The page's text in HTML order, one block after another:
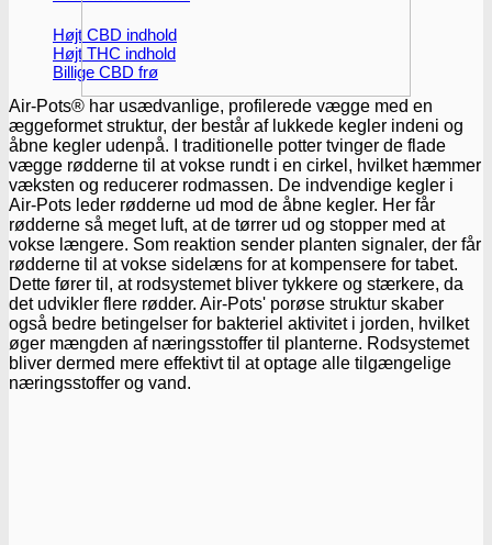
Højt CBD indhold
Højt THC indhold
Billige CBD frø
Air-Pots® har usædvanlige, profilerede vægge med en
æggeformet struktur, der består af lukkede kegler indeni og
åbne kegler udenpå. I traditionelle potter tvinger de flade
vægge rødderne til at vokse rundt i en cirkel, hvilket hæmmer
væksten og reducerer rodmassen. De indvendige kegler i
Air-Pots leder rødderne ud mod de åbne kegler. Her får
rødderne så meget luft, at de tørrer ud og stopper med at
vokse længere. Som reaktion sender planten signaler, der får
rødderne til at vokse sidelæns for at kompensere for tabet.
Dette fører til, at rodsystemet bliver tykkere og stærkere, da
det udvikler flere rødder. Air-Pots' porøse struktur skaber
også bedre betingelser for bakteriel aktivitet i jorden, hvilket
øger mængden af næringsstoffer til planterne. Rodsystemet
bliver dermed mere effektivt til at optage alle tilgængelige
næringsstoffer og vand.